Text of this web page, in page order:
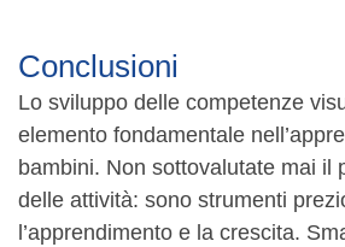
Conclusioni
Lo sviluppo delle competenze
elemento fondamentale
bambini. Non sottovalutate mai il
delle attività: sono strumenti
l’apprendimento e la crescita.